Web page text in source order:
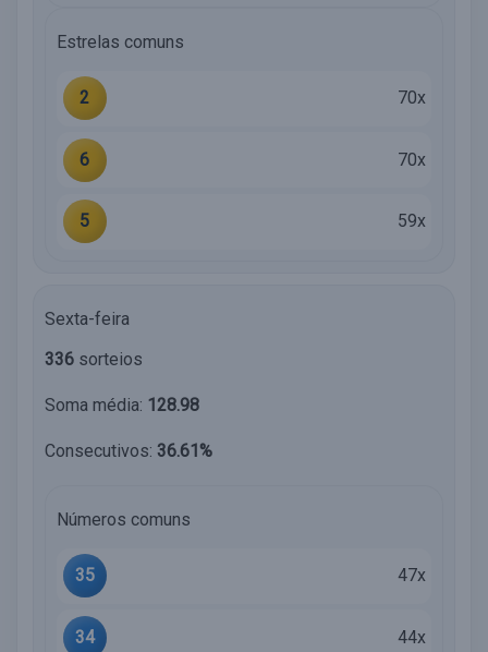
Estrelas comuns
2 70x
6 70x
5 59x
Sexta-feira
336 sorteios
Soma média: 128.98
Consecutivos: 36.61%
Números comuns
35 47x
34 44x